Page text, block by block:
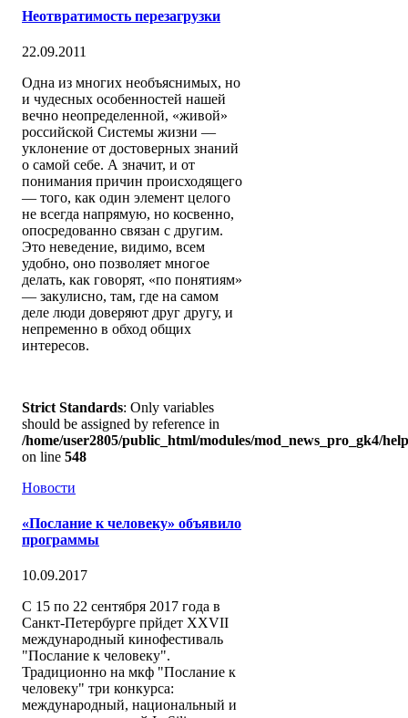
Неотвратимость перезагрузки
22.09.2011
Одна из многих необъяснимых, но
и чудесных особенностей нашей
вечно неопределенной, «живой»
российской Системы жизни —
уклонение от достоверных знаний
о самой себе. А значит, и от
понимания причин происходящего
— того, как один элемент целого
не всегда напрямую, но косвенно,
опосредованно связан с другим.
Это неведение, видимо, всем
удобно, оно позволяет многое
делать, как говорят, «по понятиям»
— закулисно, там, где на самом
деле люди доверяют друг другу, и
непременно в обход общих
интересов.
Strict Standards: Only variables
should be assigned by reference in
/home/user2805/public_html/modules/mod_news_pro_gk4/
on line 548
Новости
«Послание к человеку» объявило
программы
10.09.2017
С 15 по 22 сентября 2017 года в
Санкт-Петербурге прйдет XXVII
международный кинофестиваль
"Послание к человеку".
Традиционно на мкф "Послание к
человеку" три конкурса:
международный, национальный и